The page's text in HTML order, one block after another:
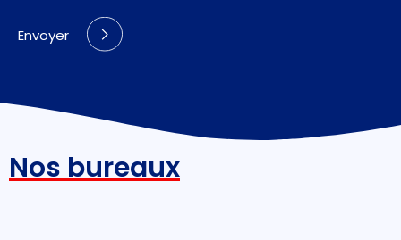
Envoyer
Nos bureaux